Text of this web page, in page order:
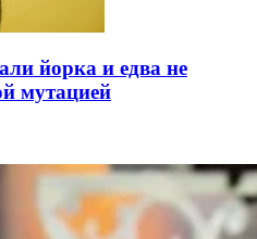
йорка и едва не
мутацией